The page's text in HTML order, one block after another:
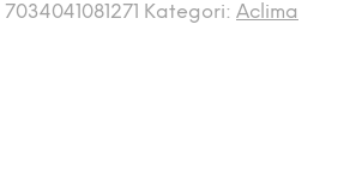
7034041081271 Kategori: Aclima